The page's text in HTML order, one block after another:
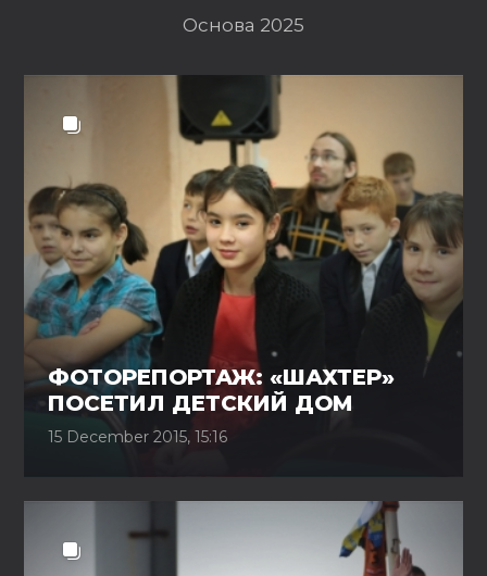
Основа 2025
ФОТОРЕПОРТАЖ: «ШАХТЕР»
ПОСЕТИЛ ДЕТСКИЙ ДОМ
15 December 2015, 15:16